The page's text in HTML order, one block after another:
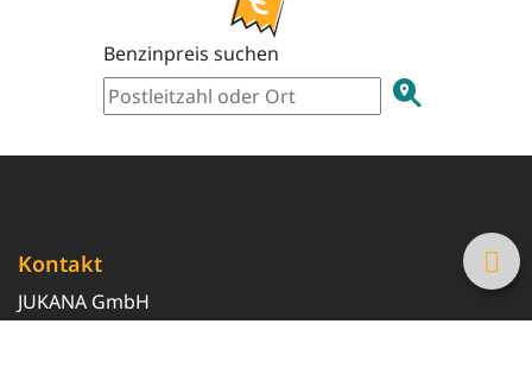
Benzinpreis suchen
Kontakt
JUKANA GmbH